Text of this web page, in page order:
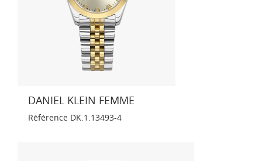
DANIEL KLEIN FEMME
Référence DK.1.13493-4